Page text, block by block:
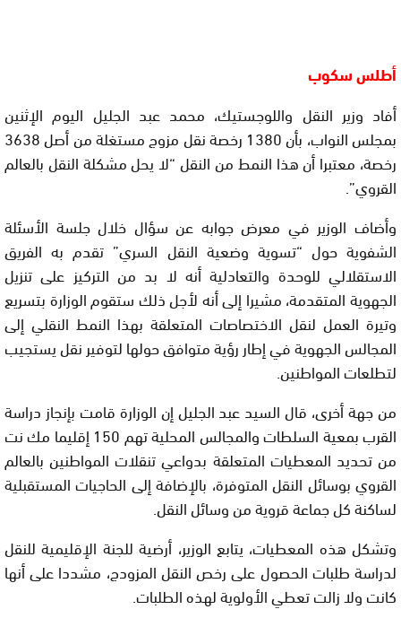
أطلس سكوب
أفاد وزير النقل واللوجستيك، محمد عبد الجليل اليوم الإثنين
بمجلس النواب، بأن 1380 رخصة نقل مزوج مستغلة من أصل 3638
رخصة، معتبرا أن هذا النمط من النقل “لا يحل مشكلة النقل بالعالم
القروي”.
وأضاف الوزير في معرض جوابه عن سؤال خلال جلسة الأسئلة
الشفوية حول “تسوية وضعية النقل السري” تقدم به الفريق
الاستقلالي للوحدة والتعادلية أنه لا بد من التركيز على تنزيل
الجهوية المتقدمة، مشيرا إلى أنه لأجل ذلك ستقوم الوزارة بتسريع
وتيرة العمل لنقل الاختصاصات المتعلقة بهذا النمط النقلي إلى
المجالس الجهوية في إطار رؤية متوافق حولها لتوفير نقل يستجيب
لتطلعات المواطنين.
من جهة أخرى، قال السيد عبد الجليل إن الوزارة قامت بإنجاز دراسة
القرب بمعية السلطات والمجالس المحلية تهم 150 إقليما مك نت
من تحديد المعطيات المتعلقة بدواعي تنقلات المواطنين بالعالم
القروي بوسائل النقل المتوفرة، بالإضافة إلى الحاجيات المستقبلية
لساكنة كل جماعة قروية من وسائل النقل.
وتشكل هذه المعطيات، يتابع الوزير، أرضية للجنة الإقليمية للنقل
لدراسة طلبات الحصول على رخص النقل المزودج، مشددا على أنها
كانت ولا زالت تعطي الأولوية لهذه الطلبات.